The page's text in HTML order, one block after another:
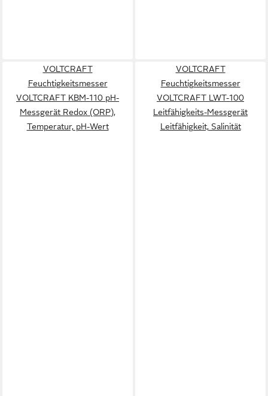
VOLTCRAFT
Feuchtigkeitsmesser
VOLTCRAFT KBM-110 pH-
Messgerät Redox (ORP),
Temperatur, pH-Wert
VOLTCRAFT
Feuchtigkeitsmesser
VOLTCRAFT LWT-100
Leitfähigkeits-Messgerät
Leitfähigkeit, Salinität